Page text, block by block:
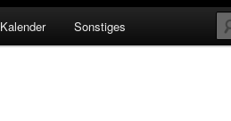
Kalender Sonstiges